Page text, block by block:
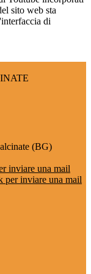
sito web sta
di
(BG)
inviare una mail
per inviare una mail